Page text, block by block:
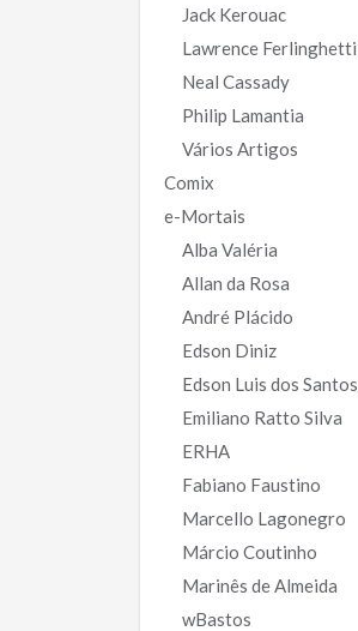
Jack Kerouac
Lawrence Ferlinghetti
Neal Cassady
Philip Lamantia
Vários Artigos
Comix
e-Mortais
Alba Valéria
Allan da Rosa
André Plácido
Edson Diniz
Edson Luis dos Santos
Emiliano Ratto Silva
ERHA
Fabiano Faustino
Marcello Lagonegro
Márcio Coutinho
Marinês de Almeida
wBastos